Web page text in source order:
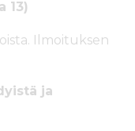
13)
Ilmoituksen
ja